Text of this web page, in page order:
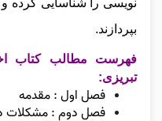
نویسی را شناسایی کرده
بپردازند.
فهرست مطالب کتاب
تبریزی:
فصل اول : مقدمه
فصل دوم : مشکلات